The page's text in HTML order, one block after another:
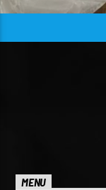
MENU